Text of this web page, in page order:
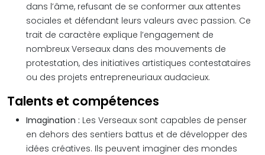
dans l’âme, refusant de se conformer aux attentes
sociales et défendant leurs valeurs avec passion. Ce
trait de caractère explique l’engagement de
nombreux Verseaux dans des mouvements de
protestation, des initiatives artistiques contestataires
ou des projets entrepreneuriaux audacieux.
Talents et compétences
Imagination : Les Verseaux sont capables de penser
en dehors des sentiers battus et de développer des
idées créatives. Ils peuvent imaginer des mondes